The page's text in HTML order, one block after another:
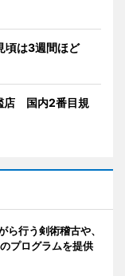
頃は3週間ほど
店 国内2番目規
ら行う剣術稽古や、
プログラムを提供